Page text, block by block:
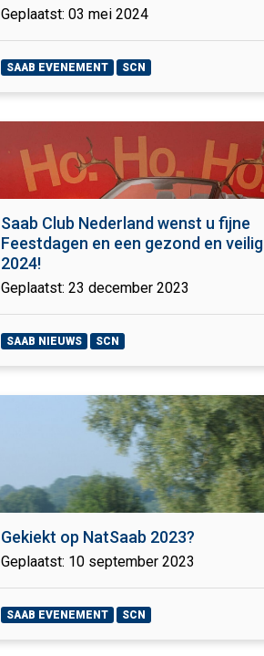
Geplaatst: 03 mei 2024
SAAB EVENEMENT SCN
Saab Club Nederland wenst u fijne
Feestdagen en een gezond en veilig
2024!
Geplaatst: 23 december 2023
SAAB NIEUWS SCN
Gekiekt op NatSaab 2023?
Geplaatst: 10 september 2023
SAAB EVENEMENT SCN